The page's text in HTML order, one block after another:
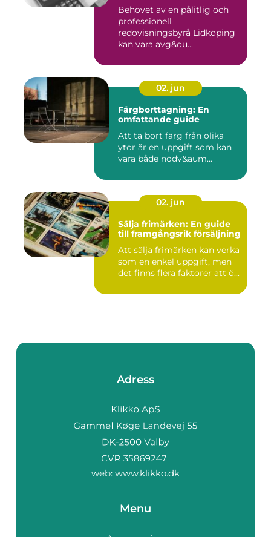
Behovet av en pålitlig och
professionell
redovisningsbyrå Lidköping
kan vara avg&ou...
02. jun
Färgborttagning: En
omfattande guide
Att ta bort färg från olika
ytor är en uppgift som kan
vara både nödv&aum...
02. jun
Sälja frimärken: En guide
till framgångsrik försäljning
Att sälja frimärken kan verka
som en enkel uppgift, men
det finns flera faktorer att ö...
Adress
web: www.klikko.dk
Menu